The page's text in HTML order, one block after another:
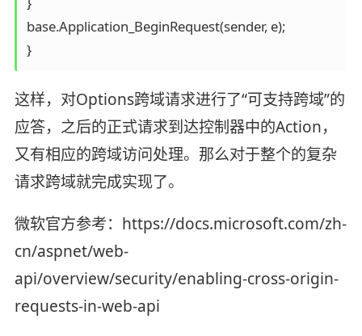
base.Application_BeginRequest(sender, e);
}
这样，对Options跨域请求进行了“可支持跨域”的
应答，之后的正式请求到达控制器中的Action，
又有相应的跨域访问处理。那么对于整个的复杂
请求跨域就完成实现了。
微软官方参考：https://docs.microsoft.com/zh-
cn/aspnet/web-
api/overview/security/enabling-cross-origin-
requests-in-web-api